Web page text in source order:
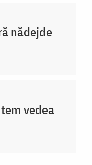
nădejde
vedea